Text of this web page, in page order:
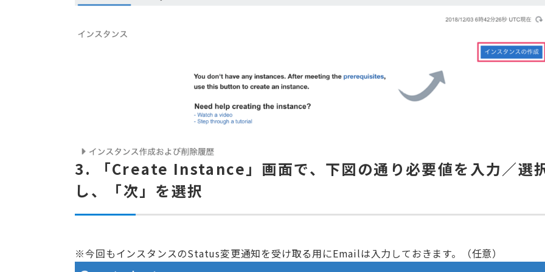
3. 「Create Instance」画面で、下図の通り必要値を入力／選
し、「次」を選択
※今回もインスタンスのStatus変更通知を受け取る用にEmailは入力しておきます。（任意）